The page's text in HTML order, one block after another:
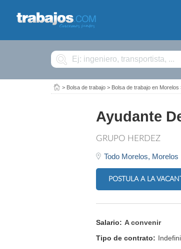
Buscar
> Bolsa de trabajo > Bolsa de trabajo en Morelos
Ayudante
GRUPO HERDEZ
Todo Morelos, Morelos
POSTULA A LA
Salario: A convenir
Tipo de contrato: